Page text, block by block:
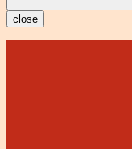
close